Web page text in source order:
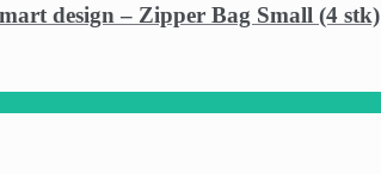
design – Zipper Bag Small (4 stk)